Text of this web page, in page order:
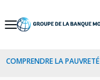
Skip
Navigation
COMPRENDRE LA PAUVRETÉ